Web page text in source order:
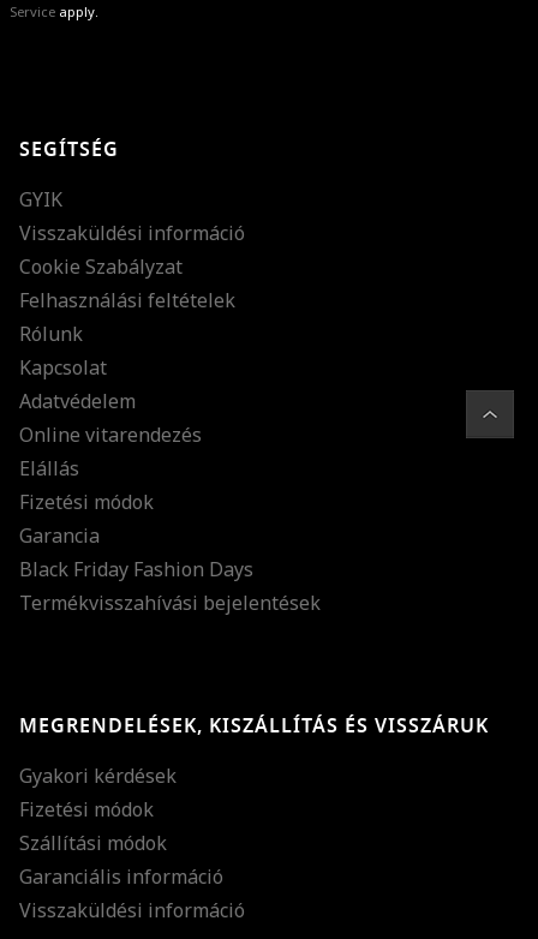
Service apply.
különleges ajánlatainkat és stílustippjeinket!
SEGÍTSÉG
GYIK
Visszaküldési információ
Cookie Szabályzat
Felhasználási feltételek
Rólunk
Kapcsolat
Adatvédelem
Online vitarendezés
Elállás
Fizetési módok
Garancia
Black Friday Fashion Days
Termékvisszahívási bejelentések
MEGRENDELÉSEK, KISZÁLLÍTÁS ÉS VISSZÁRUK
Gyakori kérdések
Fizetési módok
Szállítási módok
Garanciális információ
Visszaküldési információ